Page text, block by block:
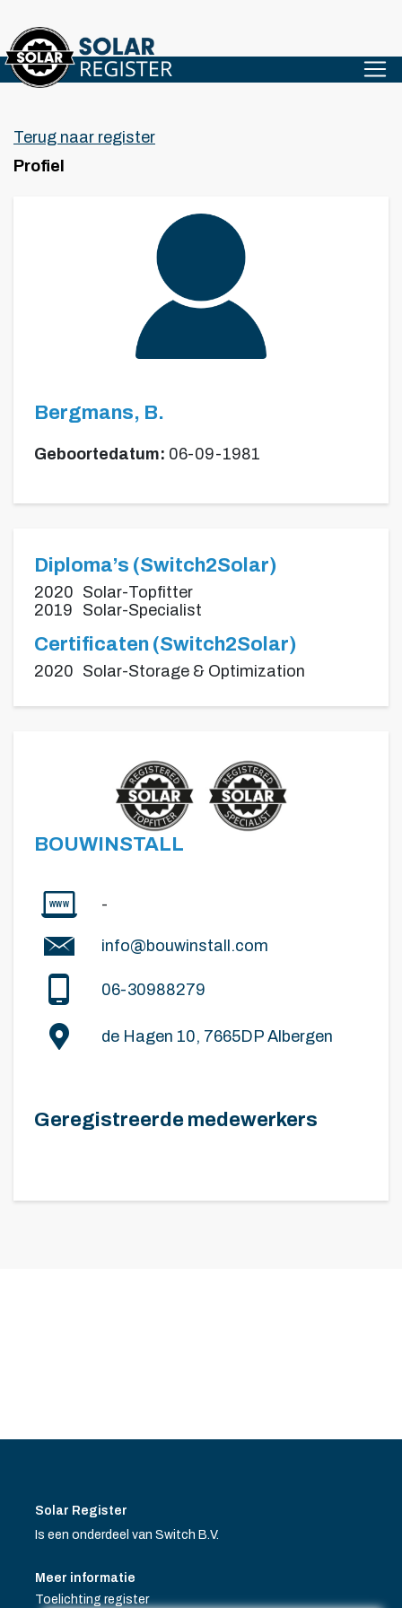
Terug naar register
Profiel
Bergmans, B.
Geboortedatum: 06-09-1981
Diploma’s (Switch2Solar)
2020 Solar-Topfitter
2019
Solar-Specialist
Certificaten (Switch2Solar)
2020 Solar-Storage & Optimization
BOUWINSTALL
-
info@bouwinstall.com
06-30988279
de Hagen 10, 7665DP Albergen
Geregistreerde medewerkers
Solar Register
Is een onderdeel van Switch B.V.
Meer informatie
Toelichting register